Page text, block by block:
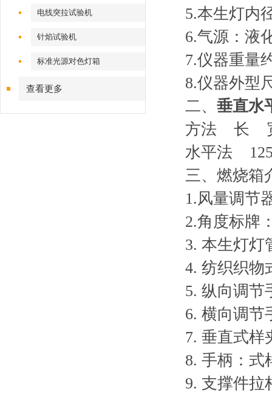
电线突拉试验机
针焰试验机
标准光源对色灯箱
查看更多
5.本生灯内
6.气源：液
7.仪器重量
8.仪器外型
二、 垂直水
方法 长
水平法
三、燃烧箱
1.风量调节
2.角度标牌
3. 本生灯灯
4. 纺织织物
5. 纵向调节
6. 横向调节
7. 垂直式样
8. 手柄：式
9. 支撑件拉